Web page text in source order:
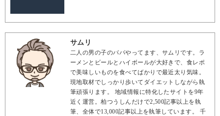
サムリ
二人の男の子のパパやってます、サムリです。ラ
ーメンとビールとハイボールが大好きで、食レポ
で美味しいものを食べてばかりで最近太り気味。
現地取材でしっかり歩いてダイエットしながら執
筆頑張ります。 地域情報に特化したサイトを9年
近く運営。柏つうしんだけで2,500記事以上を執
筆、全体で13,000記事以上を執筆しています。 千